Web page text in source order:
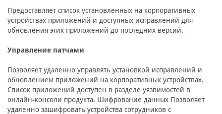
Предоставляет список установленных на корпоративных
устройствах приложений и доступных исправлений для
обновления этих приложений до последних версий.
Управление патчами
Позволяет удаленно управлять установкой исправлений и
обновлением приложений на корпоративных устройствах.
Список приложений доступен в разделе уязвимостей в
онлайн-консоли продукта. Шифрование данных Позволяет
удаленно зашифровать устройства сотрудников с